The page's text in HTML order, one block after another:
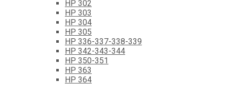
HP 302
HP 303
HP 304
HP 305
HP 336-337-338-339
HP 342-343-344
HP 350-351
HP 363
HP 364